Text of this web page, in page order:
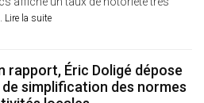
Lire la suite
rapport, Éric Doligé dépose
simplification des normes